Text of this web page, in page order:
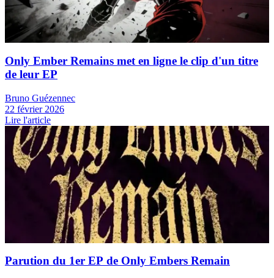
Only Ember Remains met en ligne le clip d'un titre
de leur EP
Bruno Guézennec
22 février 2026
Lire l'article
Parution du 1er EP de Only Embers Remain